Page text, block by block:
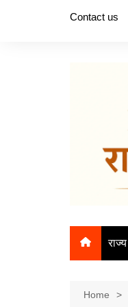
Contact us
राज्य
Home